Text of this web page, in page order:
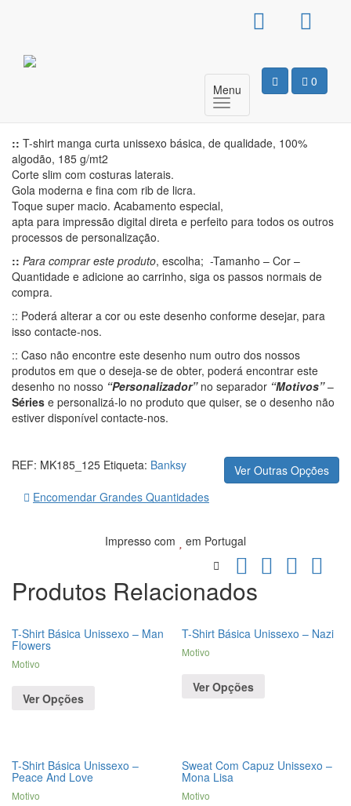
0
Menu
T-Shirt Básica Unissexo –
:: T-shirt manga curta unissexo básica, de qualidade, 100%
algodão, 185 g/mt2
Corte slim com costuras laterais.
Gola moderna e fina com rib de licra.
Toque super macio. Acabamento especial,
apta para impressão digital direta e perfeito para todos os outros
processos de personalização.
:: Para comprar este produto, escolha; -Tamanho – Cor –
Quantidade e adicione ao carrinho, siga os passos normais de
compra.
:: Poderá alterar a cor ou este desenho conforme desejar, para
isso contacte-nos.
:: Caso não encontre este desenho num outro dos nossos
produtos em que o deseja-se de obter, poderá encontrar este
desenho no nosso “Personalizador” no separador “Motivos” –
Séries e personalizá-lo no produto que quiser, se o desenho não
estiver disponível contacte-nos.
Ver Outras Opções
REF: MK185_125 Etiqueta: Banksy
Encomendar Grandes Quantidades
Impresso com em Portugal
Produtos Relacionados
T-Shirt Básica Unissexo – Man
Flowers
Motivo
Ver Opções
T-Shirt Básica Unissexo – Nazi
Motivo
Ver Opções
T-Shirt Básica Unissexo –
Peace And Love
Motivo
Sweat Com Capuz Unissexo –
Mona Lisa
Motivo